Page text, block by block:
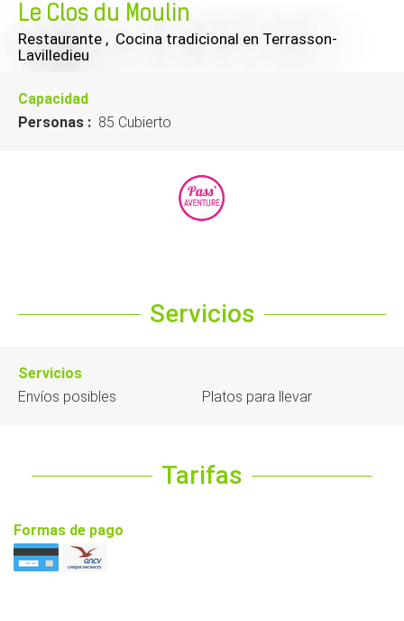
Le Clos du Moulin
Restaurante , Cocina tradicional en Terrasson-
Lavilledieu
Capacidad
Personas : 85 Cubierto
Servicios
Servicios
Envíos posibles
Platos para llevar
Tarifas
Formas de pago